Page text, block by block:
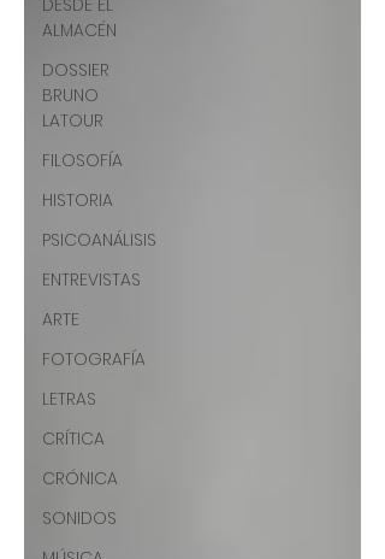
DESDE EL
ALMACÉN
DOSSIER
BRUNO
LATOUR
FILOSOFÍA
HISTORIA
PSICOANÁLISIS
ENTREVISTAS
ARTE
FOTOGRAFÍA
LETRAS
CRÍTICA
CRÓNICA
SONIDOS